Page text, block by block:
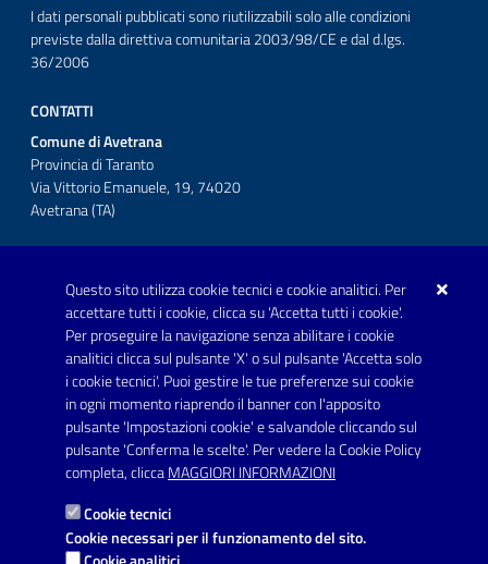
Questo sito utilizza cookie tecnici e cookie analitici. Per
accettare tutti i cookie, clicca su 'Accetta tutti i cookie'.
Per proseguire la navigazione senza abilitare i cookie
analitici clicca sul pulsante 'X' o sul pulsante 'Accetta solo
i cookie tecnici'. Puoi gestire le tue preferenze sui cookie
in ogni momento riaprendo il banner con l'apposito
pulsante 'Impostazioni cookie' e salvandole cliccando sul
pulsante 'Conferma le scelte'. Per vedere la Cookie Policy
completa, cliccaMAGGIORI INFORMAZIONI
Cookie tecnici
Cookie necessari per il funzionamento del sito.
I dati personali pubblicati sono riutilizzabili solo alle condizioni
previste dalla direttiva comunitaria 2003/98/CE e dal d.lgs.
36/2006
CONTATTI
Comune di Avetrana
Provincia di Taranto
Via Vittorio Emanuele, 19, 74020
Avetrana (TA)
Telefono: 0999707766
Fax: 0999704336
Posta Elettronica Certificata:
prot.comune.avetrana@pec.rupar.puglia.it
Link utili
Informativa privacy
Dichiarazione di accessibilità